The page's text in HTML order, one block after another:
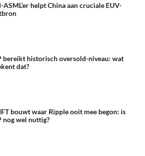
ASML’er helpt China aan cruciale EUV-
bereikt historisch oversold-niveau: wat
dat?
bouwt waar Ripple ooit mee begon: is
nog wel nuttig?